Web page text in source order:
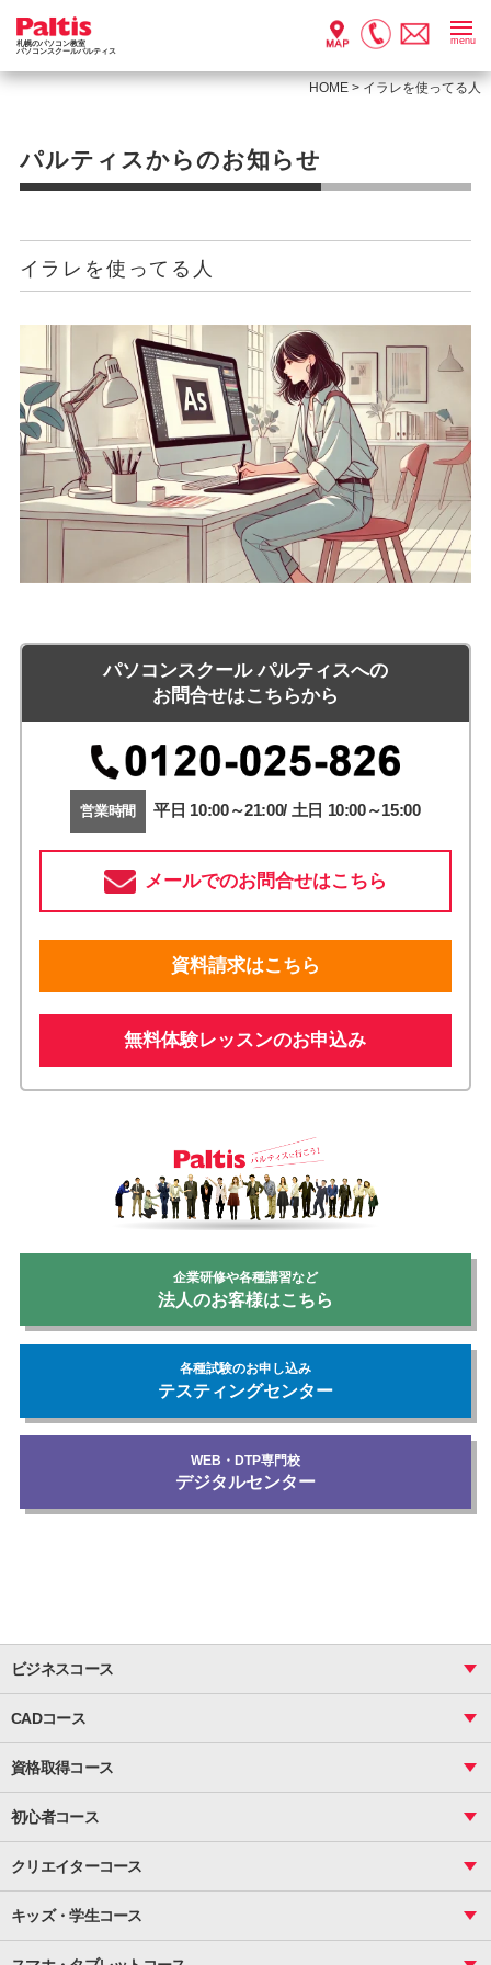
札幌のパソコン教室
パソコンスクールパルティス
menu
HOME > イラレを使ってる人
パルティスからのお知らせ
イラレを使ってる人
パソコンスクール パルティスへの
お問合せはこちらから
営業時間 平日 10:00～21:00/ 土日 10:00～15:00
メールでのお問合せはこちら
資料請求はこちら
無料体験レッスンのお申込み
企業研修や各種講習など
法人のお客様はこちら
各種試験のお申し込み
テスティングセンター
WEB・DTP専門校
デジタルセンター
ビジネスコース
関数
ピボットテーブル
マクロ
資料作成（基礎）
資料作成（応用）
CADコース
図面作成（基礎）
図面作成（応用）
資格取得コース
ビジネス統計
CS
サーティファイ
初心者コース
インターネット活用
メール活用
クリエイターコース
基礎
応用
キッズ・学生コース